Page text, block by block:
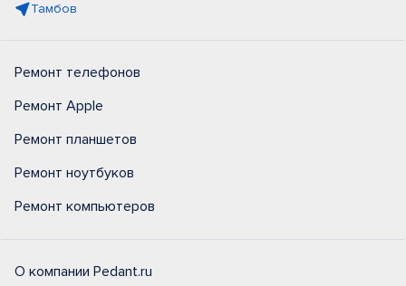
Тамбов
Ремонт телефонов
Ремонт Apple
Ремонт планшетов
Ремонт ноутбуков
Ремонт компьютеров
О компании Pedant.ru